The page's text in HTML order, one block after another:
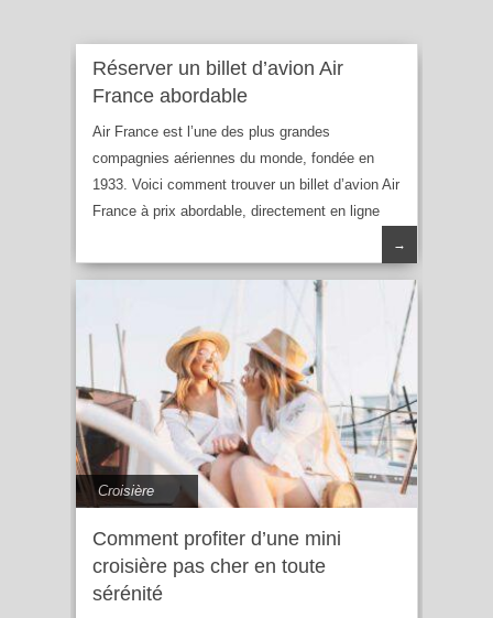
Réserver un billet d’avion Air
France abordable
Air France est l’une des plus grandes
compagnies aériennes du monde, fondée en
1933. Voici comment trouver un billet d’avion Air
France à prix abordable, directement en ligne
→
Croisière
Comment profiter d’une mini
croisière pas cher en toute
sérénité